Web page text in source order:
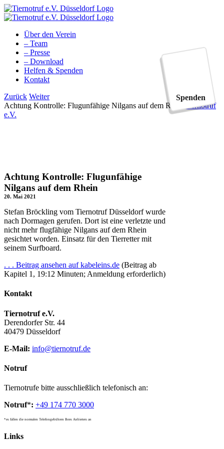
Zum
Inhalt
Über den Verein
– Team
– Presse
– Download
Helfen & Spenden
Kontakt
Facebook
YouTube
Instagram
Tiktok
Zurück Weiter
Achtung Kontrolle: Flugunfähige Nilgans auf dem Rhein
Tiernotruf
e.V.
Achtung Kontrolle: Flugunfähige
Nilgans auf dem Rhein
20. Mai 2021
Stefan Bröckling vom Tiernotruf Düsseldorf wurde
nach Dormagen gerufen. Dort ist eine verletzte und
nicht mehr flugfähige Nilgans auf dem Rhein
gesichtet worden. Einsatz für den Tierretter mit
seinem Surfboard.
. . . Beitrag ansehen auf kabeleins.de (Beitrag ab
Kapitel 1, 19:12 Minuten; Anmeldung erforderlich)
Kontakt
Tiernotruf e.V.
Derendorfer Str. 44
40479 Düsseldorf
E-Mail: info@tiernotruf.de
Notruf
Tiernotrufe bitte ausschließlich telefonisch an:
Notruf*: +49 174 770 3000
*es fallen die normalen Telefongebühren Ihres Anbieters an
Links
Spenden